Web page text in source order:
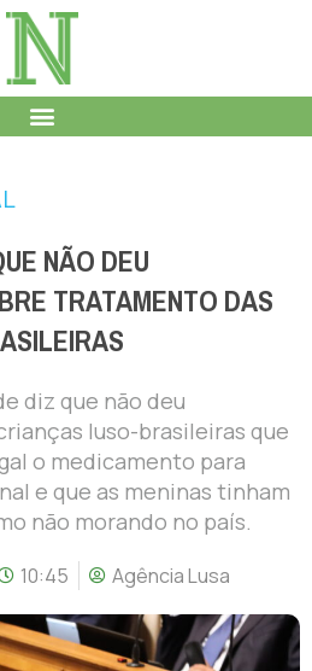
NÃO DEU
TRATAMENTO DAS
diz que não deu
luso-brasileiras que
o medicamento para
e que as meninas tinham
não morando no país.
10:45 Agência Lusa